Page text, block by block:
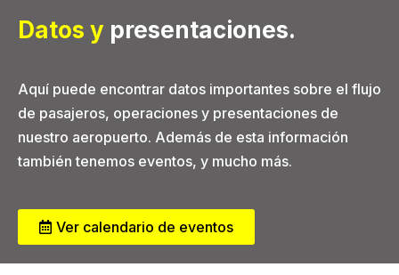
Datos y presentaciones.
Aquí puede encontrar datos importantes sobre el flujo
de pasajeros, operaciones y presentaciones de
nuestro aeropuerto. Además de esta información
también tenemos eventos, y mucho más.
Ver calendario de eventos